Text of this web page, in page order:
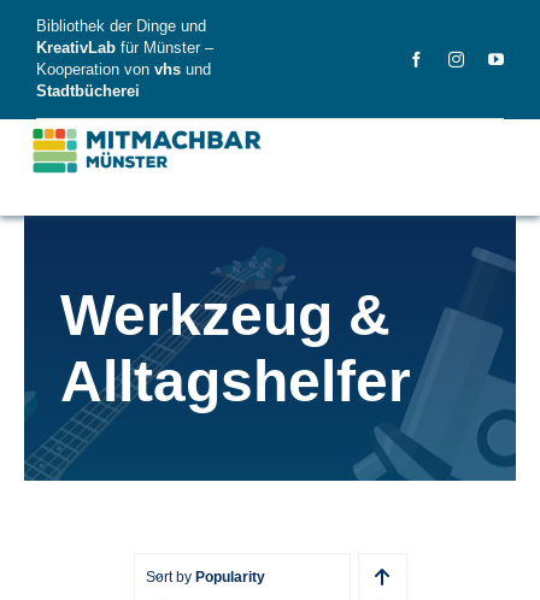
content
Bibliothek der Dinge und
KreativLab für Münster –
Kooperation von vhs und
Stadtbücherei
Dinge
News
Videos
Werkzeug &
Alltagshelfer
Sort by Popularity